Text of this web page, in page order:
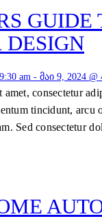
GUIDE
DESIGN
am - მაი 9, 2024 @
consectetur
tincidunt, arcu
Sed consectetur